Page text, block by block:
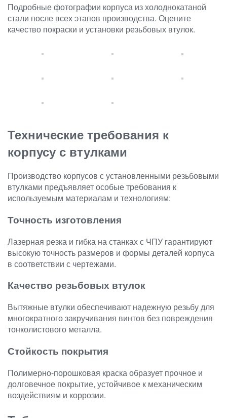
Подробные фотографии корпуса из холоднокатаной
стали после всех этапов производства. Оцените
качество покраски и установки резьбовых втулок.
Технические требования к
корпусу с втулками
Производство корпусов с установленными резьбовыми
втулками предъявляет особые требования к
используемым материалам и технологиям:
Точность изготовления
Лазерная резка и гибка на станках с ЧПУ гарантируют
высокую точность размеров и формы деталей корпуса
в соответствии с чертежами.
Качество резьбовых втулок
Вытяжные втулки обеспечивают надежную резьбу для
многократного закручивания винтов без повреждения
тонколистового металла.
Стойкость покрытия
Полимерно-порошковая краска образует прочное и
долговечное покрытие, устойчивое к механическим
воздействиям и коррозии.